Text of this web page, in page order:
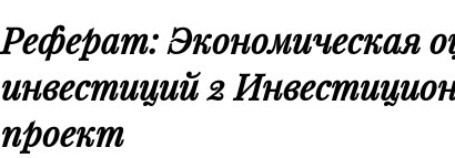
Реферат: Экономическая
инвестиций 2
проект